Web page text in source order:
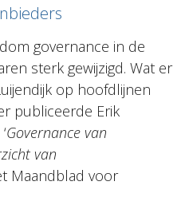
governance in de
sterk gewijzigd. Wat er
op hoofdlijnen
publiceerde Erik
Governance van
van
Maandblad voor